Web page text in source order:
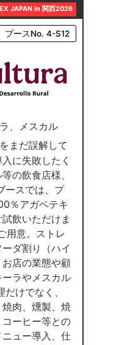
JAPAN in 関西2026
ブースNo. 4-S12
、メスカル
まだ誤解して
に失敗したく
の飲食店様、
ースでは、プ
％アガベテキ
飲いただけま
用意。ストレ
ダ割り（ハイ
店の業態や顧
ラやメスカル
けでなく、
肉、燻製、焼
ーヒー等との
ュー導入、仕